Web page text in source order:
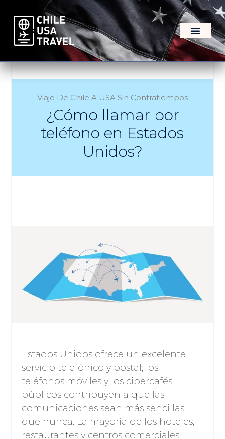
Viaje De Chile A USA Sin Contratiempos
¿Cómo llamar por
teléfono en Estados
Unidos?
Estados Unidos ofrece un excelente
servicio telefónico y postal; los
teléfonos móviles y los cibercafés
públicos contribuyen a que las
comunicaciones sean más sencillas
que nunca. La mayoría de los hoteles,
restaurantes y centros comerciales